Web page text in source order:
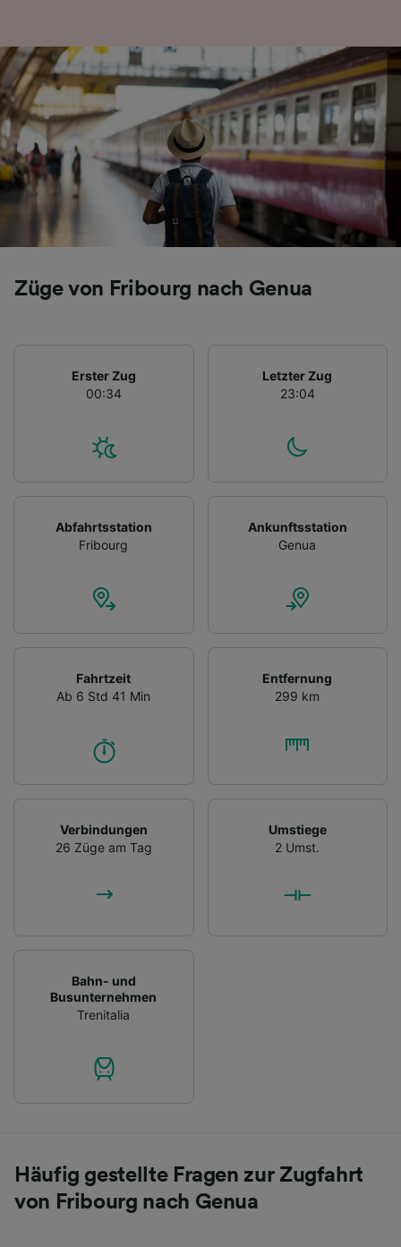
Züge von Fribourg nach Genua
Erster Zug
00:34
Letzter Zug
23:04
Abfahrtsstation
Fribourg
Ankunftsstation
Genua
Fahrtzeit
Ab 6 Std 41 Min
Entfernung
299 km
Verbindungen
26 Züge am Tag
Umstiege
2 Umst.
Bahn- und
Busunternehmen
Trenitalia
Häufig gestellte Fragen zur Zugfahrt
von Fribourg nach Genua
Endgeräteeigenschaften zur Identifikation
aktiv abfragen. Speichern von oder Zugriff auf
Informationen auf einem Endgerät.
Personalisierte Werbung und Inhalte, Messung
von Werbeleistung und der Performance von
Inhalten, Zielgruppenforschung sowie
Entwicklung und Verbesserung von
Angeboten.
Liste der Partner (Lieferanten)